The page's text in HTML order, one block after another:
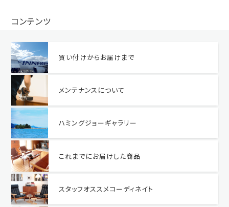
コンテンツ
買い付けからお届けまで
メンテナンスについて
ハミングジョーギャラリー
これまでにお届けした商品
スタッフオススメコーディネイト